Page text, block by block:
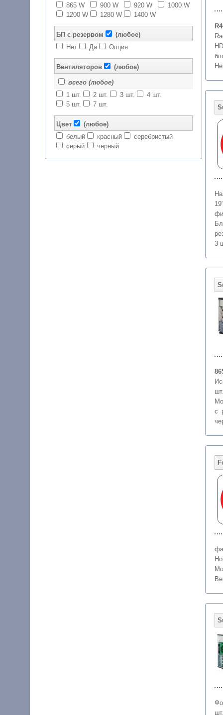
865 W
900 W 920 W
1000 W
1200 W
1280 W 1400 W
БП с резервом
(любое)
Нет
Да Опция
Вентиляторов (любое)
всего (любое)
1 шт.
2 шт. 3 шт.
4 шт.
5 шт.
7 шт.
Цвет
(любое)
белый
красный
серебристый
серый
черный
3
с